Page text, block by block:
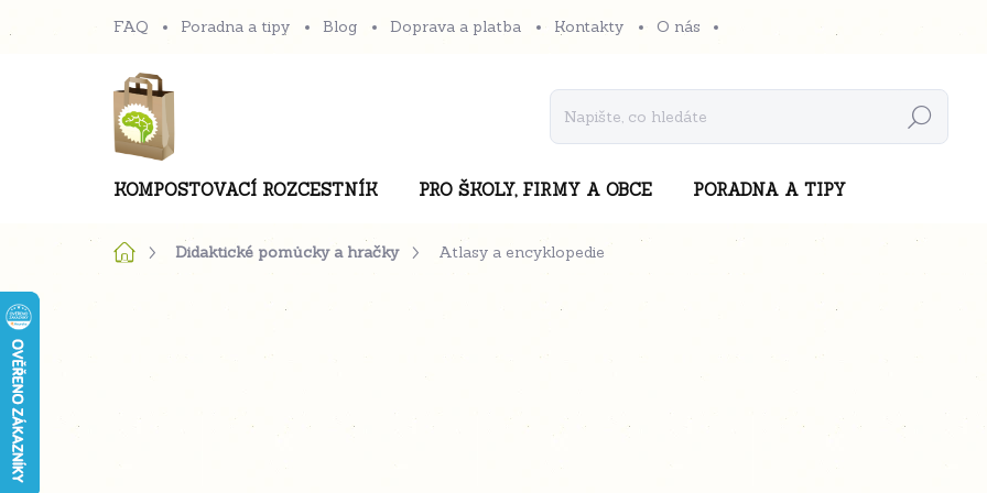
na
FAQ Poradna a tipy Blog Doprava a platba Kontakty O nás
Hledat
KOMPOSTOVACÍ ROZCESTNÍK PRO ŠKOLY, FIRMY A OBCE PORADNA A TIPY
DomůDidaktické pomůcky a hračky Atlasy a encyklopedie